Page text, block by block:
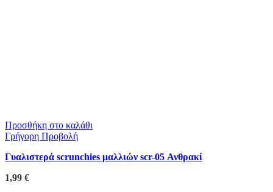
Προσθήκη στο καλάθι
Γρήγορη Προβολή
Γυαλιστερά scrunchies μαλλιών scr-05 Ανθρακί
1,99 €